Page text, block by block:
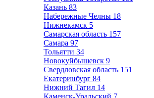
Казань 83
Набережные Челны 18
Нижнекамск 5
Самарская область 157
Самара 97
Тольятти 34
Новокуйбышевск 9
Свердловская область 151
Екатеринбург 84
Нижний Тагил 14
Каменск-Уральский 7